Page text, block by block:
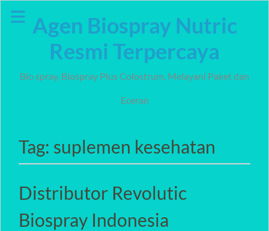
Agen Biospray Nutric
Resmi Terpercaya
Bio spray, Biospray Plus Colostrum, Melayani Paket dan
Eceran
Tag: suplemen kesehatan
Distributor Revolutic
Biospray Indonesia